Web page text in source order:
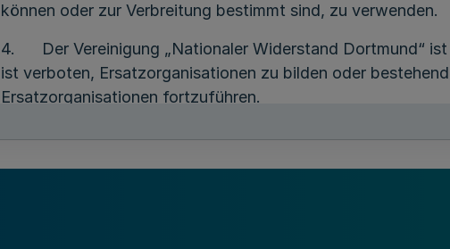
können oder zur Verbreitung bestimmt sind, zu verwenden.
4. Der Vereinigung „Nationaler Widerstand Dortmund“
ist verboten, Ersatzorganisationen zu bilden oder
Ersatzorganisationen fortzuführen.